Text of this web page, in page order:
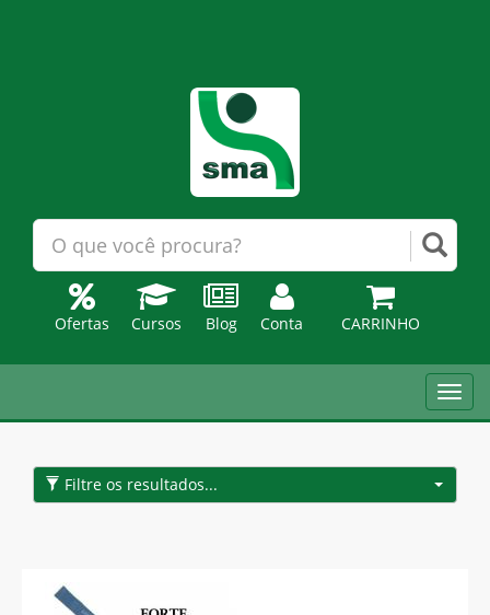
Ofertas Cursos Blog Conta CARRINHO
Filtre os resultados...